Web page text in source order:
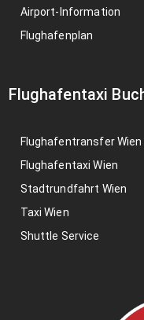
Airport-Information
Flughafenplan
Flughafentaxi
Flughafentransfer Wien
Flughafentaxi Wien
Stadtrundfahrt Wien
Taxi Wien
Shuttle Service